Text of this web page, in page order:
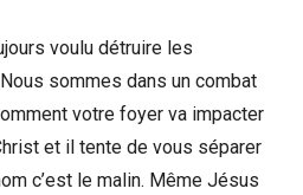
voulu détruire les
sommes dans un combat
votre foyer va impacter
et il tente de vous séparer
c’est le malin. Même Jésus